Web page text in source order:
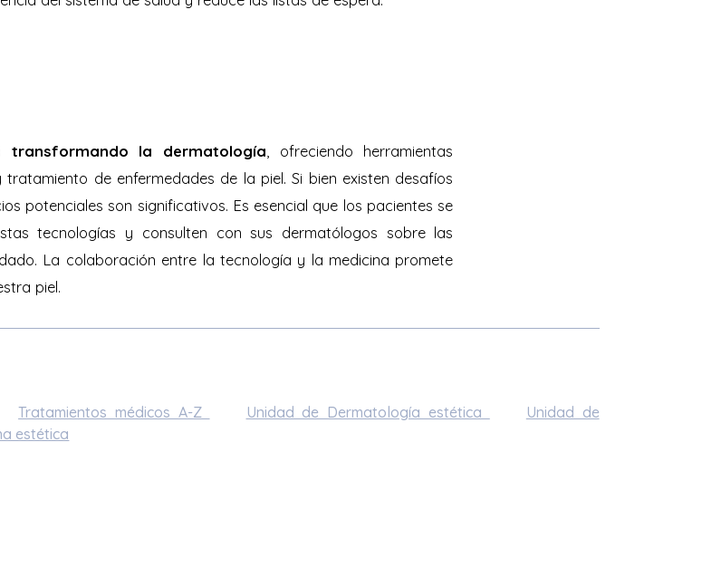
transformando la dermatología , ofreciendo herramientas
de enfermedades de la piel. Si bien existen desafíos
potenciales son significativos. Es esencial que los pacientes se
tecnologías y consulten con sus dermatólogos sobre las
La colaboración entre la tecnología y la medicina promete
piel.
Tratamientos médicos A-Z Unidad de Dermatología estética
Unidad de
estética